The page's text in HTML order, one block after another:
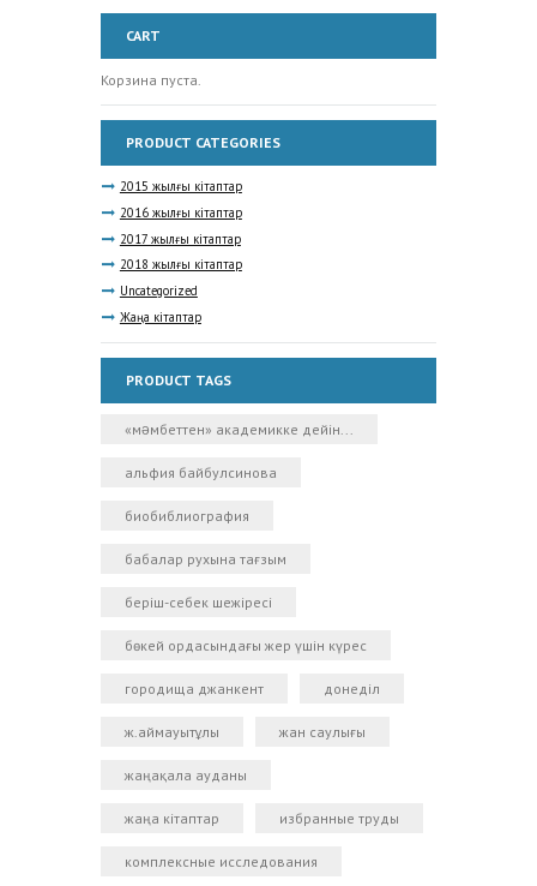
CART
Корзина пуста.
PRODUCT CATEGORIES
2015 жылғы кітаптар
2016 жылғы кітаптар
2017 жылғы кітаптар
2018 жылғы кітаптар
Uncategorized
Жаңа кітаптар
PRODUCT TAGS
«мəмбеттен» академикке дейін...
альфия байбулсинова
биобиблиография
бабалар рухына тағзым
беріш-себек шежіресі
бөкей ордасындағы жер үшін күрес
городища джанкент донеділ
ж.аймауытұлы жан саулығы
жаңақала ауданы
жаңа кітаптар избранные труды
комплексные исследования